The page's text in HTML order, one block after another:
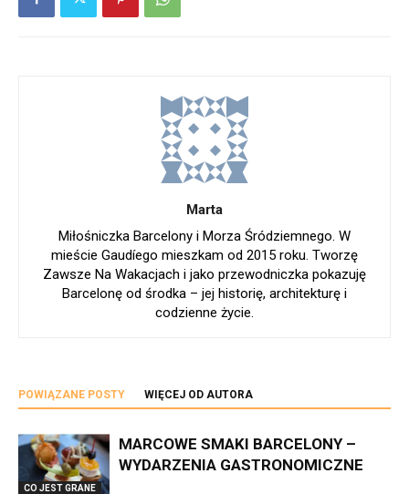
Marta
Miłośniczka Barcelony i Morza Śródziemnego. W
mieście Gaudíego mieszkam od 2015 roku. Tworzę
Zawsze Na Wakacjach i jako przewodniczka pokazuję
Barcelonę od środka – jej historię, architekturę i
codzienne życie.
POWIĄZANE POSTY WIĘCEJ OD AUTORA
CO JEST GRANE
MARCOWE SMAKI BARCELONY –
WYDARZENIA GASTRONOMICZNE